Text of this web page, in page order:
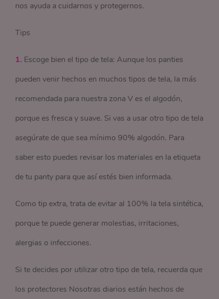
nos ayuda a cuidarnos y protegernos.
Tips
1. Escoge bien el tipo de tela: Aunque los panties
pueden venir hechos en muchos tipos de tela, la más
recomendada para nuestra zona V es el algodón,
porque es fresca y suave. Si vas a usar otro tipo de tela
asegúrate de que sea mínimo 90% algodón. Para
saber esto puedes revisar los materiales en la etiqueta
de tu panty para que así estés bien informada.
Como tip extra, trata de evitar al 100% la tela sintética,
porque te puede generar molestias, irritaciones,
alergias o infecciones.
Si te decides por utilizar otro tipo de tela, recuerda que
los protectores Nosotras diarios están hechos de